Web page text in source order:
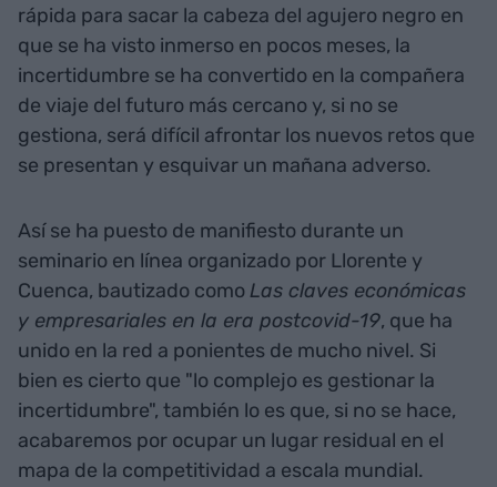
rápida para sacar la cabeza del agujero negro en
que se ha visto inmerso en pocos meses, la
incertidumbre se ha convertido en la compañera
de viaje del futuro más cercano y, si no se
gestiona, será difícil afrontar los nuevos retos que
se presentan y esquivar un mañana adverso.
Así se ha puesto de manifiesto durante un
seminario en línea organizado por Llorente y
Cuenca, bautizado comoLas claves económicas
y empresariales en la era postcovid-19, que ha
unido en la red a ponientes de mucho nivel. Si
bien es cierto que "lo complejo es gestionar la
incertidumbre", también lo es que, si no se hace,
acabaremos por ocupar un lugar residual en el
mapa de la competitividad a escala mundial.